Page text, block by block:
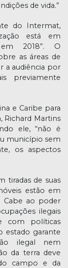
de vida.”
do Intermat,
está em
2018”. O
as áreas de
a audiência por
previamente
e Caribe para
Richard Martins
ele, “não é
município sem
os aspectos
tiradas de suas
estão em
Cabe ao poder
ilegais
com políticas
estado garante
ilegal nem
da terra deve
campo e da